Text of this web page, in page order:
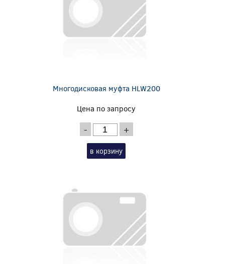
Многодисковая муфта HLW200
Цена по запросу
- +
в корзину